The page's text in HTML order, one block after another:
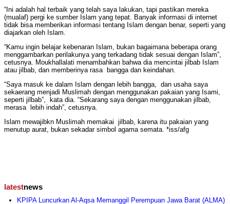
“Ini adalah hal terbaik yang telah saya lakukan, tapi pastikan mereka
(mualaf) pergi ke sumber Islam yang tepat. Banyak informasi di internet
tidak bisa memberikan informasi tentang Islam dengan benar, seperti yang
diajarkan oleh Islam.
“Kamu ingin belajar kebenaran Islam, bukan bagaimana beberapa orang
menggambarkan perilakunya yang terkadang tidak sesuai dengan Islam”,
cetusnya. Moukhallalati menambahkan bahwa dia mencintai jilbab Islam
atau jilbab, dan memberinya rasa bangga dan keindahan.
“Saya masuk ke dalam Islam dengan lebih bangga, dan usaha saya
sekaerang menjadi Muslimah dengan menggunakan pakaian yang Isami,
seperti jilbab”, kata dia. “Sekarang saya dengan menggunakan jilbab,
merasa lebih indah”, cetusnya.
Islam mewajibkn Muslimah memakai jilbab, karena itu pakaian yang
menutup aurat, bukan sekadar simbol agama semata. *iss/afg
latestnews
KPIPA Luncurkan Al-Aqsa Memanggil Perempuan Jawa Barat (ALMA)